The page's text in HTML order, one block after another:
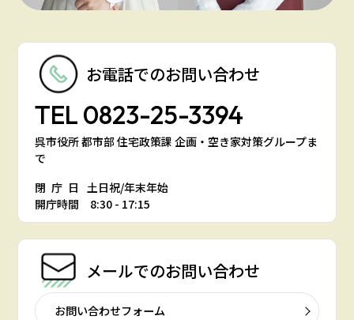
お電話でのお問い合わせ
TEL 0823-25-3394
呉市役所 都市部 住宅政策課 企画・空き家対策グループま
で
閉庁日 土日祝/年末年始
開庁時間 8:30 - 17:15
メールでのお問い合わせ
お問い合わせフォーム